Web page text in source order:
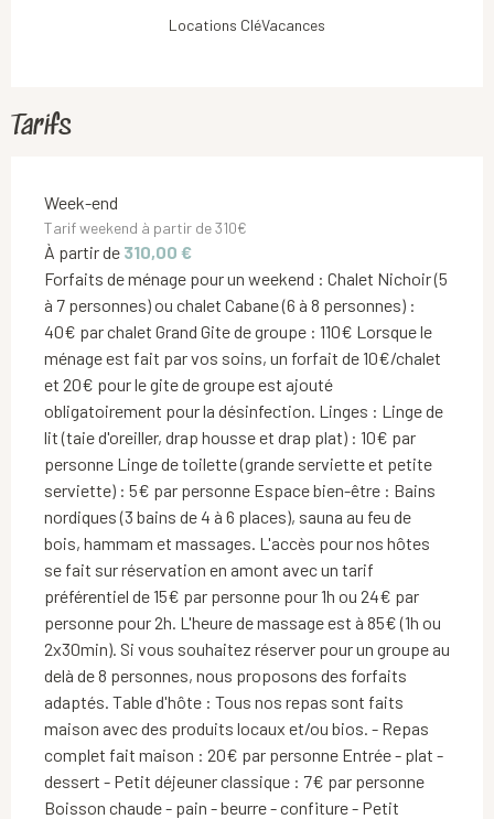
Locations CléVacances
Tarifs
Tarifs 2026
Week-end
Tarif weekend à partir de 310€
À partir de 310,00 €
Forfaits de ménage pour un weekend : Chalet Nichoir (5
à 7 personnes) ou chalet Cabane (6 à 8 personnes) :
40€ par chalet Grand Gite de groupe : 110€ Lorsque le
ménage est fait par vos soins, un forfait de 10€/chalet
et 20€ pour le gite de groupe est ajouté
obligatoirement pour la désinfection. Linges : Linge de
lit (taie d'oreiller, drap housse et drap plat) : 10€ par
personne Linge de toilette (grande serviette et petite
serviette) : 5€ par personne Espace bien-être : Bains
nordiques (3 bains de 4 à 6 places), sauna au feu de
bois, hammam et massages. L'accès pour nos hôtes
se fait sur réservation en amont avec un tarif
préférentiel de 15€ par personne pour 1h ou 24€ par
personne pour 2h. L'heure de massage est à 85€ (1h ou
2x30min). Si vous souhaitez réserver pour un groupe au
delà de 8 personnes, nous proposons des forfaits
adaptés. Table d'hôte : Tous nos repas sont faits
maison avec des produits locaux et/ou bios. - Repas
complet fait maison : 20€ par personne Entrée - plat -
dessert - Petit déjeuner classique : 7€ par personne
Boisson chaude - pain - beurre - confiture - Petit